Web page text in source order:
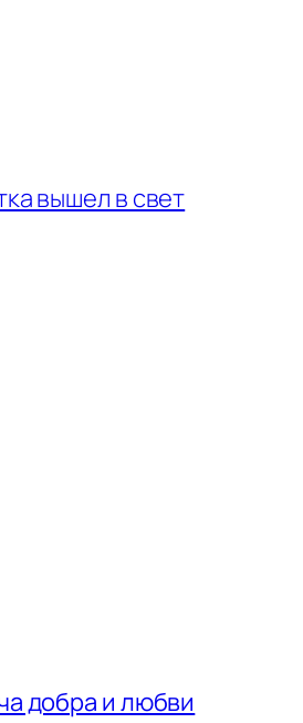
вышел в свет
добра и любви